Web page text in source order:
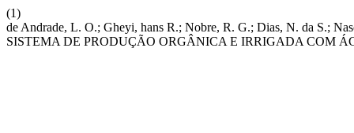
(1)
de Andrade, L. O.; Gheyi, hans R.; Nobre, R. G.; Dias, N. da S.;
SISTEMA DE PRODUÇÃO ORGÂNICA E IRRIGADA COM